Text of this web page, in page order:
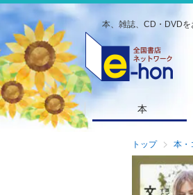
本、雑誌、CD・DVDを
本
トップ 本・